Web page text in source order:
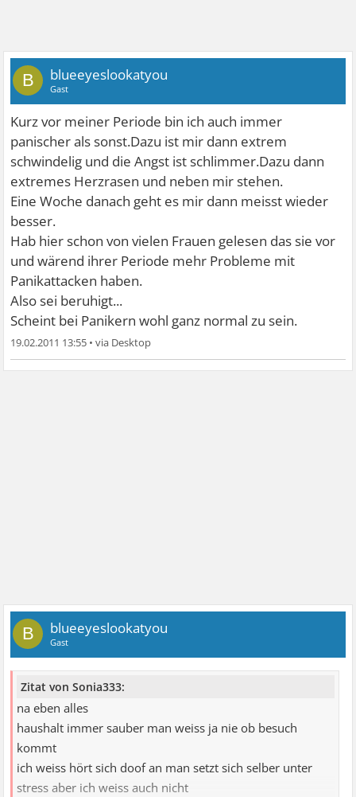
B blueeyeslookatyou
Gast
Kurz vor meiner Periode bin ich auch immer
panischer als sonst.Dazu ist mir dann extrem
schwindelig und die Angst ist schlimmer.Dazu dann
extremes Herzrasen und neben mir stehen.
Eine Woche danach geht es mir dann meisst wieder
besser.
Hab hier schon von vielen Frauen gelesen das sie vor
und wärend ihrer Periode mehr Probleme mit
Panikattacken haben.
Also sei beruhigt...
Scheint bei Panikern wohl ganz normal zu sein.
19.02.2011 13:55 •
B blueeyeslookatyou
Gast
Zitat von Sonia333:
na eben alles
haushalt immer sauber man weiss ja nie ob besuch
kommt
ich weiss hört sich doof an man setzt sich selber unter
stress aber ich weiss auch nicht